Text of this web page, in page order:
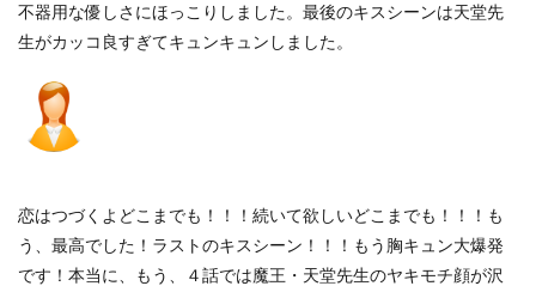
不器用な優しさにほっこりしました。最後のキスシーンは天堂先
生がカッコ良すぎてキュンキュンしました。
恋はつづくよどこまでも！！！続いて欲しいどこまでも！！！も
う、最高でした！ラストのキスシーン！！！もう胸キュン大爆発
です！本当に、もう、４話では魔王・天堂先生のヤキモチ顔が沢